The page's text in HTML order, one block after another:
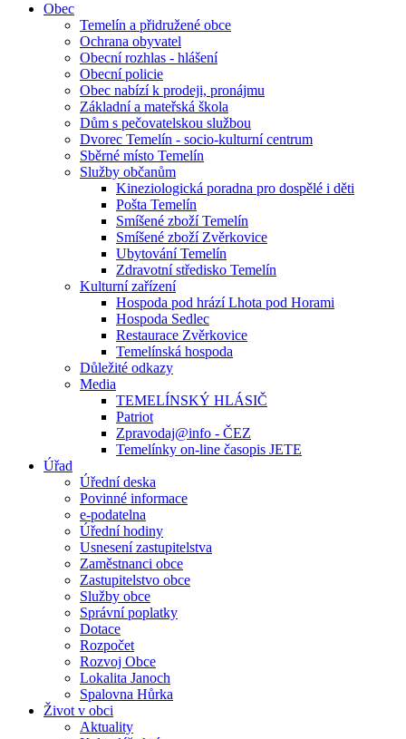
Obec
Temelín a přidružené obce
Ochrana obyvatel
Obecní rozhlas - hlášení
Obecní policie
Obec nabízí k prodeji, pronájmu
Základní a mateřská škola
Dům s pečovatelskou službou
Dvorec Temelín - socio-kulturní centrum
Sběrné místo Temelín
Služby občanům
Kineziologická poradna pro dospělé i děti
Pošta Temelín
Smíšené zboží Temelín
Smíšené zboží Zvěrkovice
Ubytování Temelín
Zdravotní středisko Temelín
Kulturní zařízení
Hospoda pod hrází Lhota pod Horami
Hospoda Sedlec
Restaurace Zvěrkovice
Temelínská hospoda
Důležité odkazy
Media
TEMELÍNSKÝ HLÁSIČ
Patriot
Zpravodaj@info - ČEZ
Temelínky on-line časopis JETE
Úřad
Úřední deska
Povinné informace
e-podatelna
Úřední hodiny
Usnesení zastupitelstva
Zaměstnanci obce
Zastupitelstvo obce
Služby obce
Správní poplatky
Dotace
Rozpočet
Rozvoj Obce
Lokalita Janoch
Spalovna Hůrka
Život v obci
Aktuality